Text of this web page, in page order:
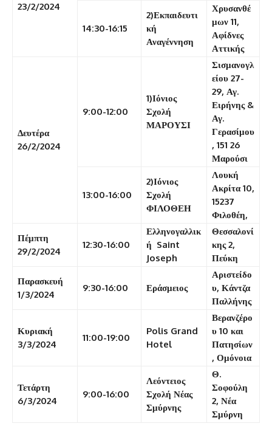
23/2/2024
14:30-16:15
2)Εκπαιδευτι
κή
Αναγέννηση
Χρυσανθέ
μων 11,
Αφίδνες
Αττικής
Δευτέρα
26/2/2024
9:00-12:00
1)Ιόνιος
Σχολή
ΜΑΡΟΥΣΙ
Σισμανογλ
είου 27-
29, Αγ.
Ειρήνης &
Αγ.
Γερασίμου
, 151 26
Μαρούσι
13:00-16:00
2)Ιόνιος
Σχολή
ΦΙΛΟΘΕΗ
Λουκή
Ακρίτα 10,
15237
Φιλοθέη,
Πέμπτη
29/2/2024
12:30-16:00
Ελληνογαλλικ
ή Saint
Joseph
Θεσσαλονί
κης 2,
Πεύκη
Παρασκευή
1/3/2024
9:30-16:00 Εράσμειος
Αριστείδο
υ, Κάντζα
Παλλήνης
Κυριακή
3/3/2024
11:00-19:00
Polis Grand
Hotel
Βερανζέρο
υ 10 και
Πατησίων
, Ομόνοια
Τετάρτη
6/3/2024
9:00-16:00
Λεόντειος
Σχολή Νέας
Σμύρνης
Θ.
Σοφούλη
2, Νέα
Σμύρνη